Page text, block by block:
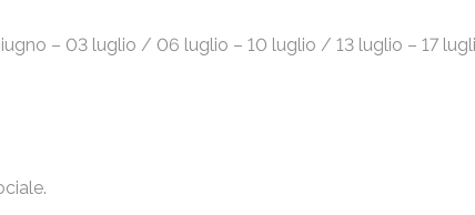
– 03 luglio / 06 luglio – 10 luglio / 13 luglio – 17